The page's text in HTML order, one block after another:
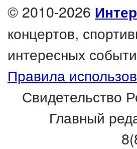
© 2010-2026
концертов,
интересных
Правила
Свидетельство
Главный